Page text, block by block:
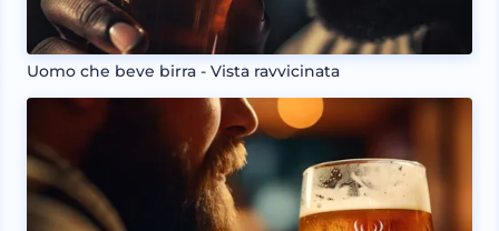
Uomo che beve birra - Vista ravvicinata